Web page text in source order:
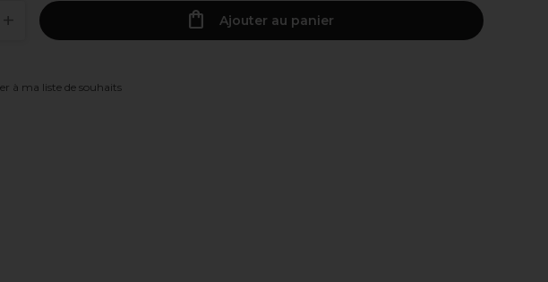
Ajouter au panier
à ma liste de souhaits